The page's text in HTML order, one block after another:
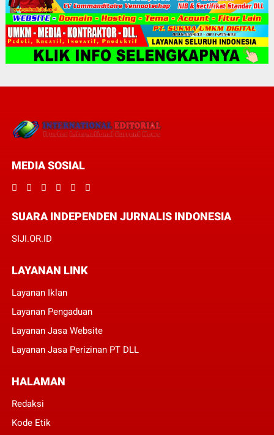
MEDIA SOSIAL
SUARA INDEPENDEN JURNALIS INDONESIA
SIJI.OR.ID
LAYANAN LINK
Layanan Iklan
Layanan Pengaduan
Layanan Jasa Website
Layanan Jasa Perizinan PT DLL
HALAMAN
Redaksi
Kode Etik